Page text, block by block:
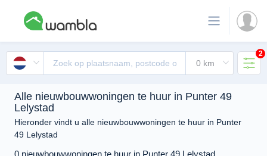
2
Alle nieuwbouwwoningen te huur in Punter 49
Lelystad
Hieronder vindt u alle nieuwbouwwoningen te huur in Punter
49 Lelystad
0 nieuwbouwwoningen te huur in Punter 49 Lelystad